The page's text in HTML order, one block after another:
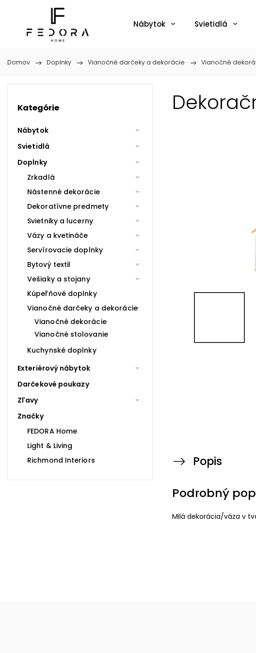
Nábytok Svietidlá
Domov / Doplnky / Vianočné darčeky a dekorácie / Vianočné
Kategórie
Nábytok
Svietidlá
Doplnky
Zrkadlá
Nástenné dekorácie
Dekoratívne predmety
Svietniky a lucerny
Vázy a kvetináče
Servírovacie doplnky
Bytový textil
Vešiaky a stojany
Kúpeľňové doplnky
Vianočné darčeky a dekorácie
Vianočné dekorácie
Vianočné stolovanie
Kuchynské doplnky
Exteriérový nábytok
Darčekové poukazy
Zľavy
Značky
FEDORA Home
Light & Living
Richmond Interiors
Popis
Podrobný
Milá dekorácia/váza v